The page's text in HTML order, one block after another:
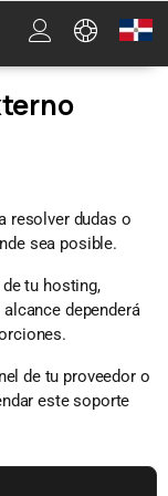
resolver dudas o
sea posible.
tu hosting,
dependerá
de tu proveedor o
este soporte